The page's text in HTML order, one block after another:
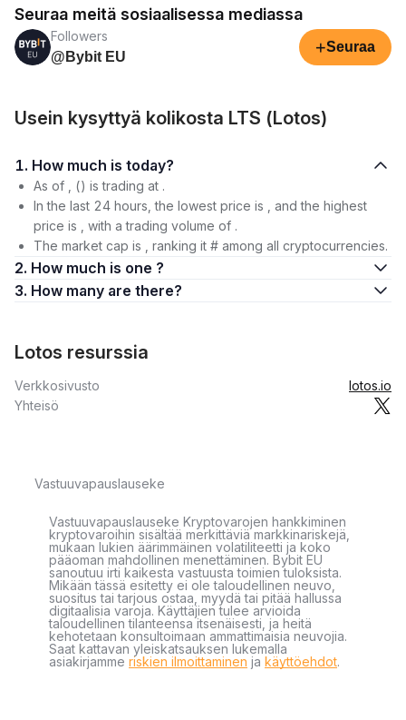
Seuraa meitä sosiaalisessa mediassa
Followers
@Bybit EU
+Seuraa
Usein kysyttyä kolikosta LTS (Lotos)
1. How much is today?
As of , () is trading at .
In the last 24 hours, the lowest price is , and the highest
price is , with a trading volume of .
The market cap is , ranking it # among all cryptocurrencies.
2. How much is one ?
3. How many are there?
Lotos resurssia
Verkkosivusto
lotos.io
Yhteisö
Vastuuvapauslauseke
Vastuuvapauslauseke Kryptovarojen hankkiminen
kryptovaroihin sisältää merkittäviä markkinariskejä,
mukaan lukien äärimmäinen volatiliteetti ja koko
pääoman mahdollinen menettäminen. Bybit EU
sanoutuu irti kaikesta vastuusta toimien tuloksista.
Mikään tässä esitetty ei ole taloudellinen neuvo,
suositus tai tarjous ostaa, myydä tai pitää hallussa
digitaalisia varoja. Käyttäjien tulee arvioida
taloudellinen tilanteensa itsenäisesti, ja heitä
kehotetaan konsultoimaan ammattimaisia neuvojia.
Saat kattavan yleiskatsauksen lukemalla
asiakirjamme riskien ilmoittaminen ja käyttöehdot.